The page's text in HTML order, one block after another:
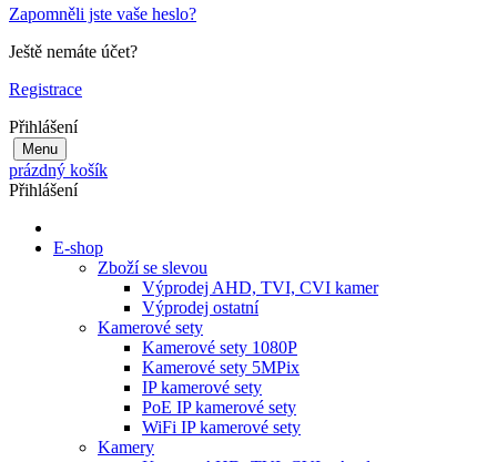
Zapomněli jste vaše heslo?
Ještě nemáte účet?
Registrace
Přihlášení
Menu
prázdný košík
Přihlášení
E-shop
Zboží se slevou
Výprodej AHD, TVI, CVI kamer
Výprodej ostatní
Kamerové sety
Kamerové sety 1080P
Kamerové sety 5MPix
IP kamerové sety
PoE IP kamerové sety
WiFi IP kamerové sety
Kamery